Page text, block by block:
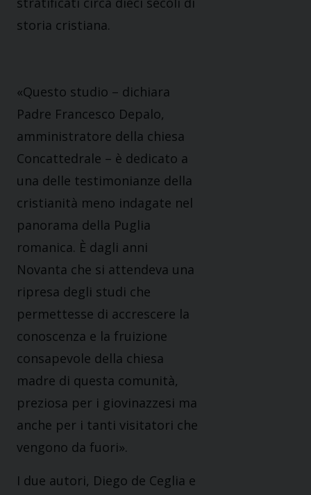
storia cristiana.
«Questo studio – dichiara
Padre Francesco Depalo,
amministratore della chiesa
Concattedrale – è dedicato a
una delle testimonianze della
cristianità meno indagate nel
panorama della Puglia
romanica. È dagli anni
Novanta che si attendeva una
ripresa degli studi che
permettesse di accrescere la
conoscenza e la fruizione
consapevole della chiesa
madre di questa comunità,
preziosa per i giovinazzesi ma
anche per i tanti visitatori che
vengono da fuori».
I due autori, Diego de Ceglia e